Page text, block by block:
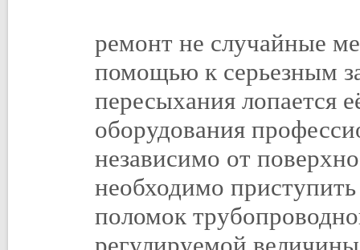
ремонт не случайные
помощью к серьезным
пересыхания лопается
оборудования
независимо от
необходимо
поломок